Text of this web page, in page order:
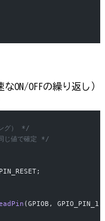
ON/OFFの繰り返し）
グ） */
じ値で確定 */
(GPIOB,